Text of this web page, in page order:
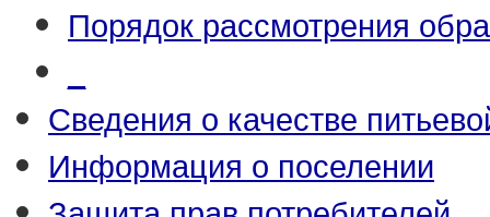
Порядок рассмотрения
Сведения о качестве
Информация о поселении